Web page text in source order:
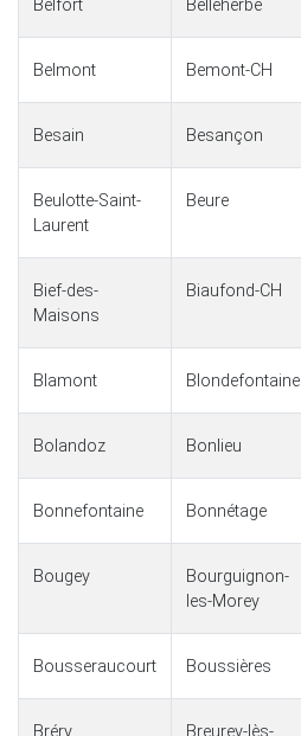
Belfort Belleherbe
Belmont Bemont-CH
Besain Besançon
Beulotte-Saint-
Laurent
Beure
Bief-des-
Maisons
Biaufond-CH
Blamont Blondefontaine
Bolandoz Bonlieu
Bonnefontaine Bonnétage
Bougey
Bourguignon-
les-Morey
Bousseraucourt Boussières
Bréry Breurey-lès-